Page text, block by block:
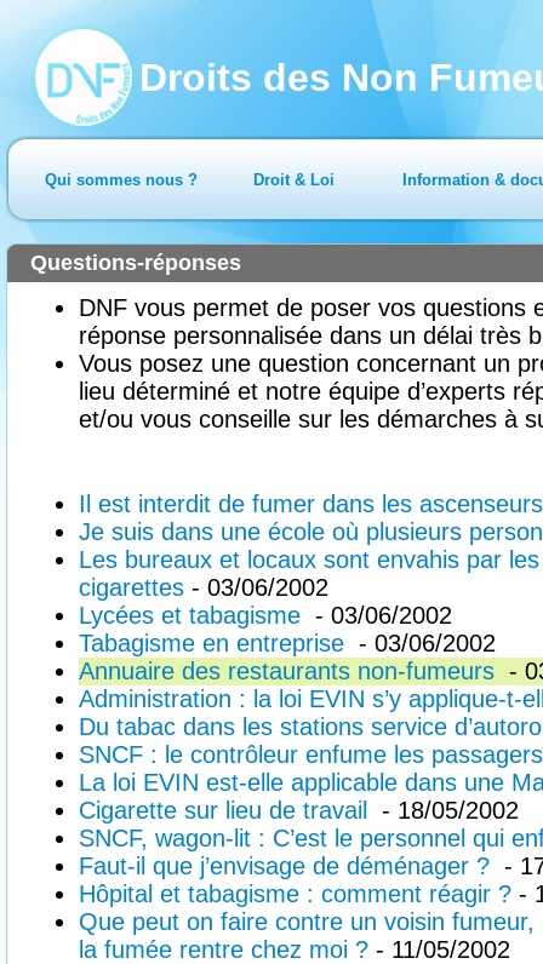
Droits des Non
Qui sommes nous ? Droit & Loi Information &
DNF vous permet de poser vos questions
réponse personnalisée dans un délai très
Vous posez une question concernant un
lieu déterminé et notre équipe d’experts
et/ou vous conseille sur les démarches à
Questions-réponses
Il est interdit de fumer dans les
Je suis dans une école où plusieurs
Les bureaux et locaux sont envahis par
cigarettes - 03/06/2002
Lycées et tabagisme - 03/06/2002
Tabagisme en entreprise - 03/06/2002
Annuaire des restaurants non-fumeurs -
Administration : la loi EVIN s’y applique-t-
Du tabac dans les stations service
SNCF : le contrôleur enfume les
La loi EVIN est-elle applicable dans une
Cigarette sur lieu de travail
- 18/05/2002
SNCF, wagon-lit : C’est le personnel qui
Faut-il que j’envisage de déménager ? -
Hôpital et tabagisme : comment réagir ? -
Que peut on faire contre un voisin
la fumée rentre chez moi ? - 11/05/2002